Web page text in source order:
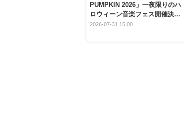
PUMPKIN 2026」一夜限りのハ
ロウィーン音楽フェス開催決
定！
2026-07-31 15:00